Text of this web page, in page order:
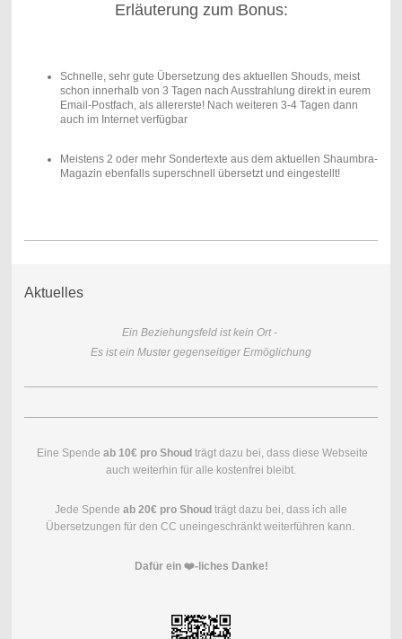
Erläuterung zum Bonus:
Schnelle, sehr gute Übersetzung des aktuellen Shouds, meist
schon innerhalb von 3 Tagen nach Ausstrahlung direkt in eurem
Email-Postfach, als allererste! Nach weiteren 3-4 Tagen dann
auch im Internet verfügbar
Meistens 2 oder mehr Sondertexte aus dem aktuellen Shaumbra-
Magazin ebenfalls superschnell übersetzt und eingestellt!
Aktuelles
Ein Beziehungsfeld ist kein Ort -
Es ist ein Muster gegenseitiger Ermöglichung
Eine Spende ab 10€ pro Shoud trägt dazu bei, dass diese Webseite
auch weiterhin für alle kostenfrei bleibt.
Jede Spende ab 20€ pro Shoud trägt dazu bei, dass ich alle
Übersetzungen für den CC uneingeschränkt weiterführen kann.
Dafür ein ❤️-liches Danke!